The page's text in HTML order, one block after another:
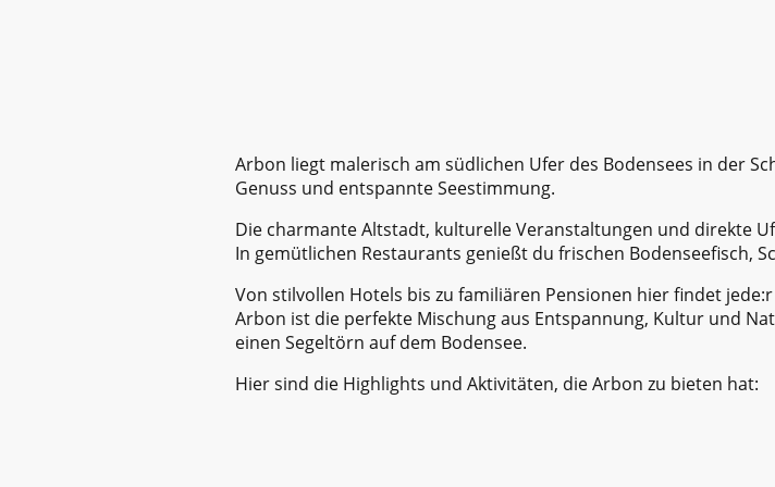
Arbon liegt malerisch am südlichen Ufer des Bodensees in der
Genuss und entspannte Seestimmung.
Die charmante Altstadt, kulturelle Veranstaltungen und direkte
In gemütlichen Restaurants genießt du frischen Bodenseefisch,
Von stilvollen Hotels bis zu familiären Pensionen hier findet
Arbon ist die perfekte Mischung aus Entspannung, Kultur und
einen Segeltörn auf dem Bodensee.
Hier sind die Highlights und Aktivitäten, die Arbon zu bieten hat: